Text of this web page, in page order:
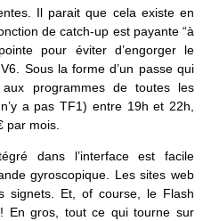
Il parait que cela existe en
de catch-up est payante “à
pour éviter d’engorger le
Sous la forme d’un passe qui
programmes de toutes les
a pas TF1) entre 19h et 22h,
par mois.
dans l’interface est facile
gyroscopique. Les sites web
signets. Et, of course, le Flash
En gros, tout ce qui tourne sur